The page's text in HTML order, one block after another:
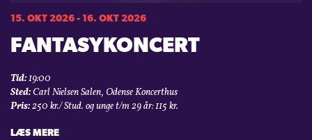
15. OKT 2026 - 16. OKT 2026
FANTASYKONCERT
Tid:19:00
Sted:Carl Nielsen Salen, Odense Koncerthus
Pris:250 kr./ Stud. og unge t/m 29 år: 115 kr.
LÆS MERE